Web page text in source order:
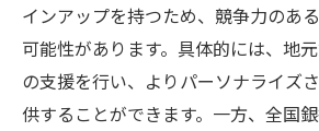
売却前に準備しておくべき
金融機関との交渉を円滑に
ローン返済と売却を同時に
インアップを持つため、競争力のあ
可能性があります。具体的には、地
の支援を行い、よりパーソナライズ
供することができます。一方、全国